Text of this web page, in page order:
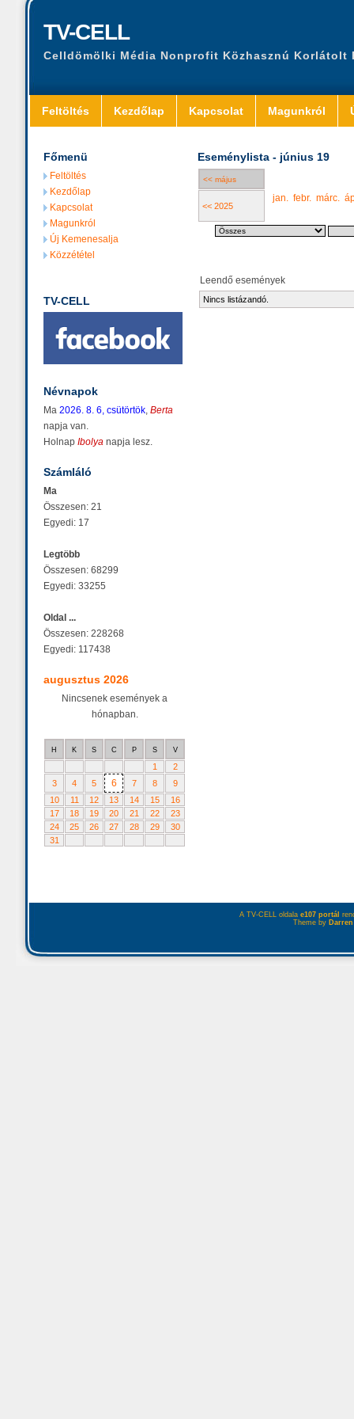
TV-CELL
Celldömölki Média Nonprofit Közhasznú Korlátolt
Feltöltés Kezdőlap Kapcsolat Magunkról
Főmenü
Feltöltés
Kezdőlap
Kapcsolat
Magunkról
Új Kemenesalja
Közzététel
TV-CELL
Névnapok
Ma 2026. 8. 6, csütörtök, Berta
napja van.
Holnap Ibolya napja lesz.
Számláló
Ma
Összesen: 21
Egyedi: 17
Legtöbb
Összesen: 68299
Egyedi: 33255
Oldal ...
Összesen: 228268
Egyedi: 117438
augusztus 2026
Nincsenek események a
hónapban.
H K S C P S V
1
2
3
4 5 6 7 8
9
10
11 12 13 14 15
16
17
18 19 20 21 22
23
24
25 26 27 28 29
30
31
Eseménylista - június 19
<< május
<< 2025
jan. febr. márc.
Leendő események
Nincs listázandó.
A TV-CELL oldala e107 portál
Theme by